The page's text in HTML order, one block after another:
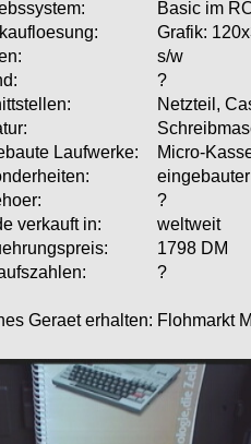
Basic im
Grafik:
s/w
?
Netzteil,
Laufwerke:
Micro-
?
verkauft in:
weltweit
1798 DM
?
Geraet erhalten: Flohmarkt